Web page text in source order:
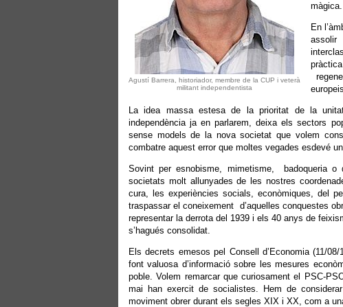
Agustí Barrera, historiador, membre de la CUP i veterà
militant independentista
màgica.
En
assolir
La idea massa estesa de la prioritat de la
independència ja en parlarem, deixa els sectors
sense models de la nova societat que volem
combatre aquest error que moltes vegades esdevé
Sovint per esnobisme, mimetisme, badoqueria
societats molt allunyades de les nostres
cura, les experiències socials, econòmiques, del
traspassar el coneixement d’aquelles conquestes
representar la derrota del 1939 i els 40 anys de
s’hagués consolidat.
Els decrets emesos pel Consell d’Economia (11/
font valuosa d’informació sobre les mesures
poble. Volem remarcar que curiosament el PSC-
mai han exercit de socialistes. Hem de
moviment obrer durant els segles XIX i XX, com a